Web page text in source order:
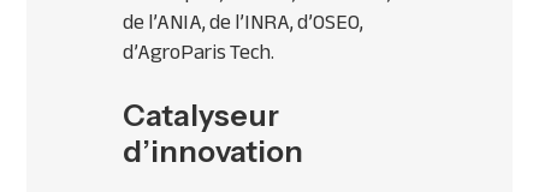
de l’ANIA, de l’INRA, d’OSEO,
d’AgroParis Tech.
Catalyseur
d’innovation